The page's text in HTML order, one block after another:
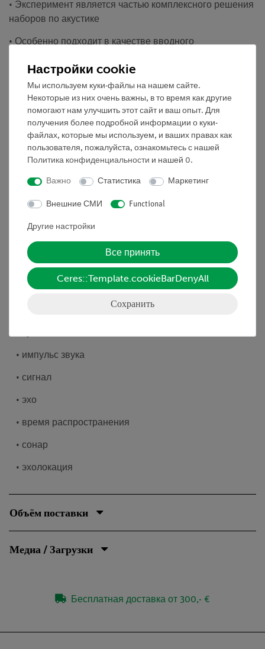
• Эксперимент является частью комплексного решения
наборов по акустике
• Особенно подходит в качестве вводного
• С подробной информацией для преподавателя и
учеников
• Требуется минимальное время для подготовки
Задание
Летучие мыши могут определять расстояние между
помощью ультразвуковых сигналов и, тем самым,
находить свой путь. На кораблях гидролокатор
случаях используется эффект эха, с которым мы
знакомы из нашей повседневной жизни. Смоделируйте
процесс эхолокации, измеряя расстояние, которое звук
проходит в стеклянной трубке. Проверьте также,
должна ли для этой цели быть закрыта трубка.
Получите понятие о
• импульс звука
• сигнал
• эхо
• время распространения
• сонар
• эхолокация
Объём поставки
Медиа / Загрузки
Бесплатная доставка от 300,- €
Настройки cookie
Мы используем куки-файлы на нашем сайте.
Некоторые из них очень важны, в то время как другие
помогают нам улучшить этот сайт и ваш опыт. Для
получения более подробной информации о куки-
файлах, которые мы используем, и ваших правах как
пользователя, пожалуйста, ознакомьтесь с нашей
Политика конфиденциальности и нашей 0.
Важно Статистика Маркетинг
Внешние СМИ Functional
Другие настройки
Все принять
Ceres::Template.cookieBarDenyAll
Сохранить